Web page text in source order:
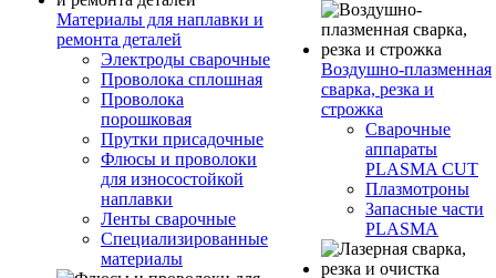
Материалы для наплавки и
ремонта деталей
Электроды сварочные
Проволока сплошная
Проволока
порошковая
Прутки присадочные
Флюсы и проволоки
для износостойкой
наплавки
Ленты сварочные
Специализированные
материалы
Воздушно-плазменная
сварка, резка и
строжка
Сварочные
аппараты
PLASMA CUT
Плазмотроны
Запасные части
PLASMA